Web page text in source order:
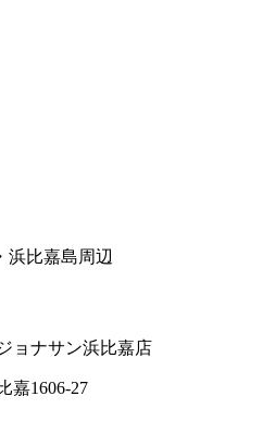
浜比嘉島周辺
ョナサン浜比嘉店
嘉1606-27